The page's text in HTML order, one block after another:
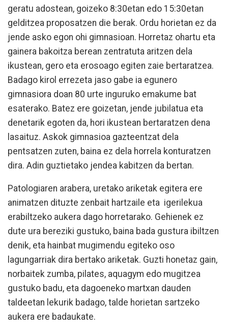
geratu adostean, goizeko 8:30etan edo 15:30etan
gelditzea proposatzen die berak. Ordu horietan ez da
jende asko egon ohi gimnasioan. Horretaz ohartu eta
gainera bakoitza berean zentratuta aritzen dela
ikustean, gero eta erosoago egiten zaie bertaratzea.
Badago kirol errezeta jaso gabe ia egunero
gimnasiora doan 80 urte inguruko emakume bat
esaterako. Batez ere goizetan, jende jubilatua eta
denetarik egoten da, hori ikustean bertaratzen dena
lasaituz. Askok gimnasioa gazteentzat dela
pentsatzen zuten, baina ez dela horrela konturatzen
dira. Adin guztietako jendea kabitzen da bertan.
Patologiaren arabera, uretako ariketak egitera ere
animatzen dituzte zenbait hartzaile eta igerilekua
erabiltzeko aukera dago horretarako. Gehienek ez
dute ura bereziki gustuko, baina bada gustura ibiltzen
denik, eta hainbat mugimendu egiteko oso
lagungarriak dira bertako ariketak. Guzti honetaz gain,
norbaitek zumba, pilates, aquagym edo mugitzea
gustuko badu, eta dagoeneko martxan dauden
taldeetan lekurik badago, talde horietan sartzeko
aukera ere badaukate.